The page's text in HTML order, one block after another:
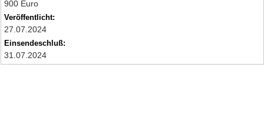
900 Euro
Veröffentlicht:
27.07.2024
Einsendeschluß:
31.07.2024